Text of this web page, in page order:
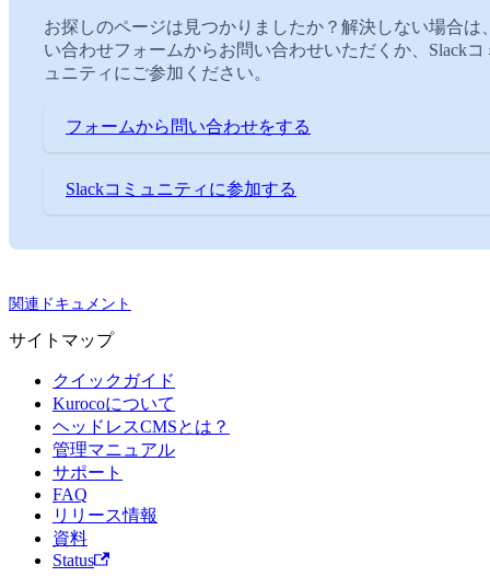
お探しのページは見つかりましたか？解決しない場合は
い合わせフォームからお問い合わせいただくか、Slackコ
ュニティにご参加ください。
フォームから問い合わせをする
Slackコミュニティに参加する
関連ドキュメント
サイトマップ
クイックガイド
Kurocoについて
ヘッドレスCMSとは？
管理マニュアル
サポート
FAQ
リリース情報
資料
Status